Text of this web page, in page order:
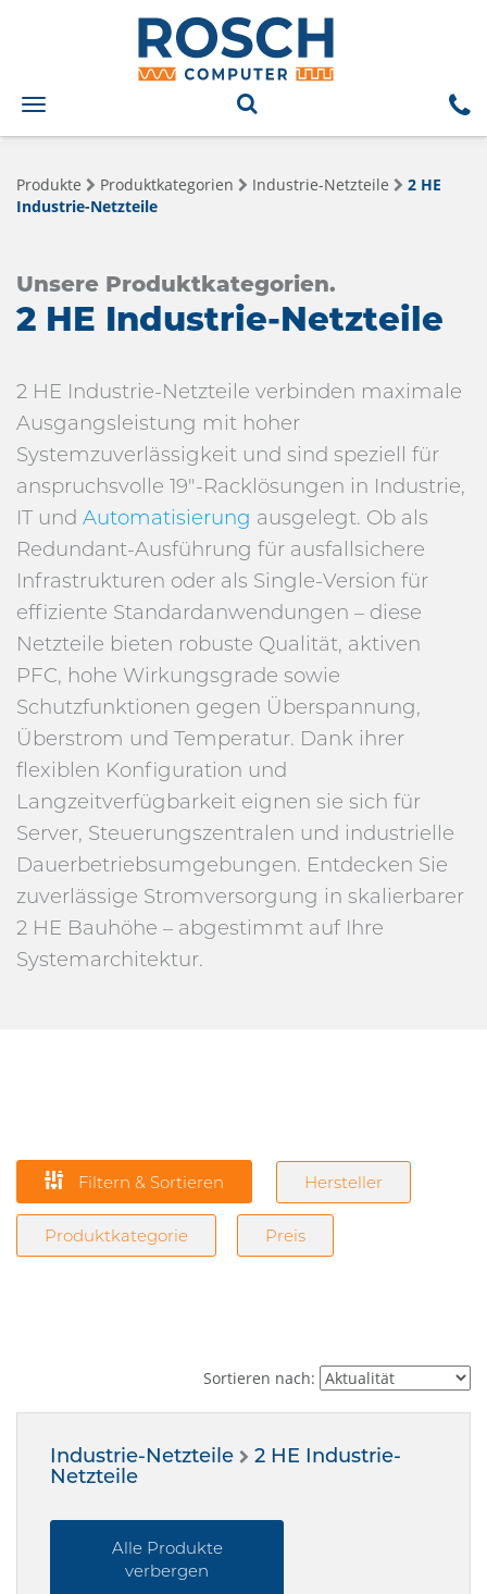
Toggle
navigation
Produkte Produktkategorien Industrie-Netzteile
2 HE
Industrie-Netzteile
Unsere Produktkategorien.
2 HE Industrie-Netzteile
2 HE Industrie-Netzteile verbinden maximale
Ausgangsleistung mit hoher
Systemzuverlässigkeit und sind speziell für
anspruchsvolle 19"-Racklösungen in Industrie,
IT und Automatisierung ausgelegt. Ob als
Redundant-Ausführung für ausfallsichere
Infrastrukturen oder als Single-Version für
effiziente Standardanwendungen – diese
Netzteile bieten robuste Qualität, aktiven
PFC, hohe Wirkungsgrade sowie
Schutzfunktionen gegen Überspannung,
Überstrom und Temperatur. Dank ihrer
flexiblen Konfiguration und
Langzeitverfügbarkeit eignen sie sich für
Server, Steuerungszentralen und industrielle
Dauerbetriebsumgebungen. Entdecken Sie
zuverlässige Stromversorgung in skalierbarer
2 HE Bauhöhe – abgestimmt auf Ihre
Systemarchitektur.
Filtern & Sortieren Hersteller
Produktkategorie Preis
Sortieren nach:
Industrie-Netzteile
2 HE Industrie-
Netzteile
Alle Produkte
verbergen